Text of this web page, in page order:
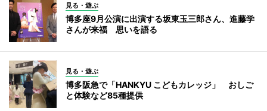
見る・遊ぶ
博多座9月公演に出演する坂東玉三郎さん、進藤学
さんが来福 思いを語る
見る・遊ぶ
博多阪急で「HANKYU こどもカレッジ」 おしご
と体験など85種提供